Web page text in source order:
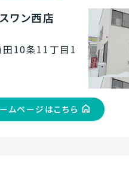
ワン西店
10条11丁目1
ムページはこちら